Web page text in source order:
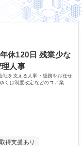
休120日 残業少な
人事
社を支える人事・総務をお任せ
くは制度改定などのコア業務
得支援あり